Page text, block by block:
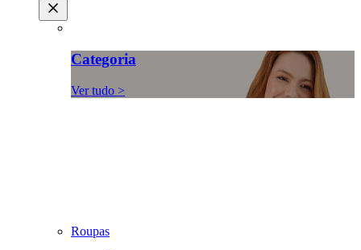
Categoria
Ver tudo >
Roupas